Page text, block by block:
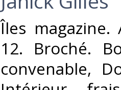
‎Îles
12. Broché.
convenable,